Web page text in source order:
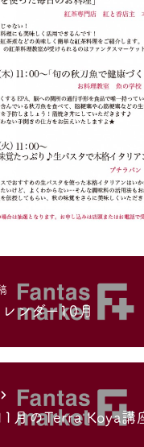
ンダー10月
月のTerra Koya講